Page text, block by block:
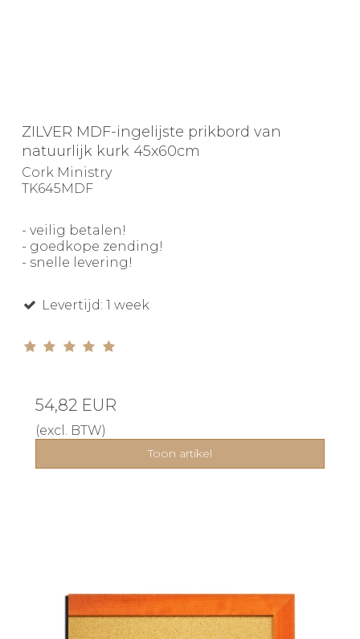
ZILVER MDF-ingelijste prikbord van
natuurlijk kurk 45x60cm
Cork Ministry
TK645MDF
- veilig betalen!
- goedkope zending!
- snelle levering!
Levertijd: 1 week
54,82 EUR
(excl. BTW)
Toon artikel